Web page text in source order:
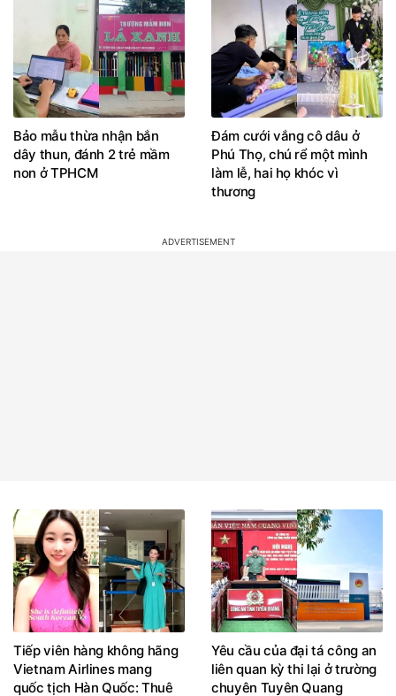
Bảo mẫu thừa nhận bắn
dây thun, đánh 2 trẻ mầm
non ở TPHCM
Đám cưới vắng cô dâu ở
Phú Thọ, chú rể một mình
làm lễ, hai họ khóc vì
thương
Tiếp viên hàng không hãng
Vietnam Airlines mang
quốc tịch Hàn Quốc: Thuê
Yêu cầu của đại tá công an
liên quan kỳ thi lại ở trường
chuyên Tuyên Quang